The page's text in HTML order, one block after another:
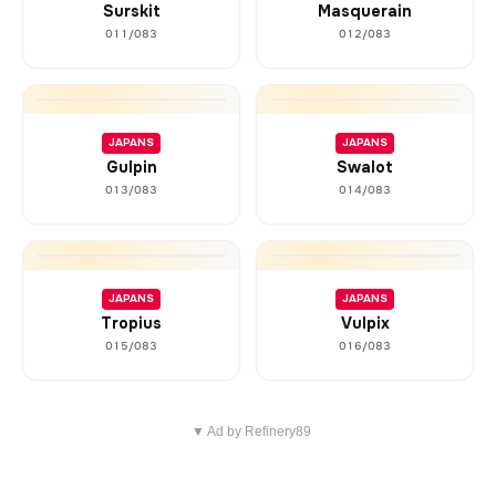
Surskit
011/083
Masquerain
012/083
JAPANS
Gulpin
013/083
JAPANS
Swalot
014/083
JAPANS
Tropius
015/083
JAPANS
Vulpix
016/083
▼ Ad by Refinery89